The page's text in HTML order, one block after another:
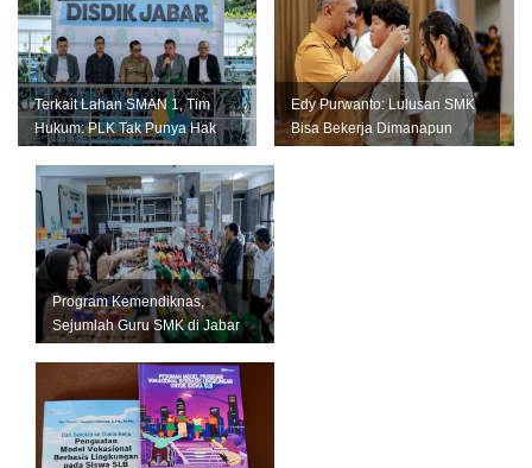
Terkait Lahan SMAN 1, Tim
Hukum: PLK Tak Punya Hak
Ajukan Kasasi
Edy Purwanto: Lulusan SMK
Bisa Bekerja Dimanapun
Program Kemendiknas,
Sejumlah Guru SMK di Jabar
ikut Program Magang Industri